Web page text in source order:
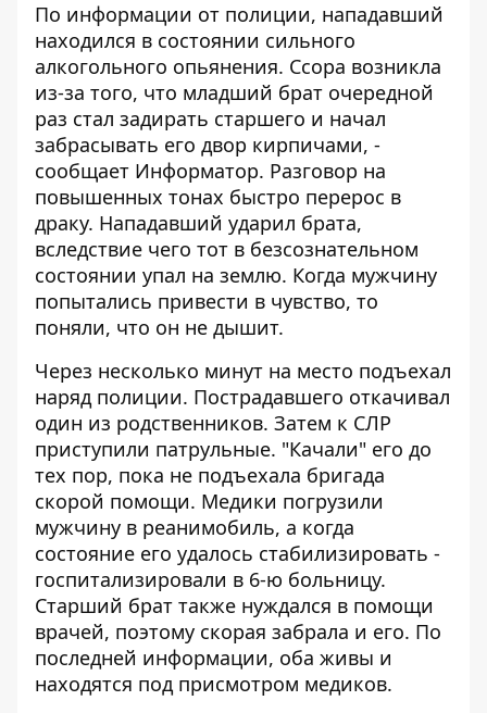
По информации от полиции, нападавший
находился в состоянии сильного
алкогольного опьянения. Ссора возникла
из-за того, что младший брат очередной
раз стал задирать старшего и начал
забрасывать его двор кирпичами, -
сообщает Информатор. Разговор на
повышенных тонах быстро перерос в
драку. Нападавший ударил брата,
вследствие чего тот в безсознательном
состоянии упал на землю. Когда мужчину
попытались привести в чувство, то
поняли, что он не дышит.
Через несколько минут на место подъехал
наряд полиции. Пострадавшего откачивал
один из родственников. Затем к СЛР
приступили патрульные. "Качали" его до
тех пор, пока не подъехала бригада
скорой помощи. Медики погрузили
мужчину в реанимобиль, а когда
состояние его удалось стабилизировать -
госпитализировали в 6-ю больницу.
Старший брат также нуждался в помощи
врачей, поэтому скорая забрала и его. По
последней информации, оба живы и
находятся под присмотром медиков.